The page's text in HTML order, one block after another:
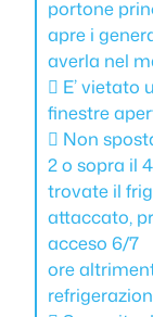
portone
apre i
averla nel
 E’ vietato
finestre
 Non
2 o sopra il
trovate il
attaccato,
acceso 6/7
ore